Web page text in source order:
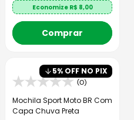
Economize R$ 8,00
Comprar
5% OFF NO PIX
(0)
Mochila Sport Moto BR Com
Capa Chuva Preta